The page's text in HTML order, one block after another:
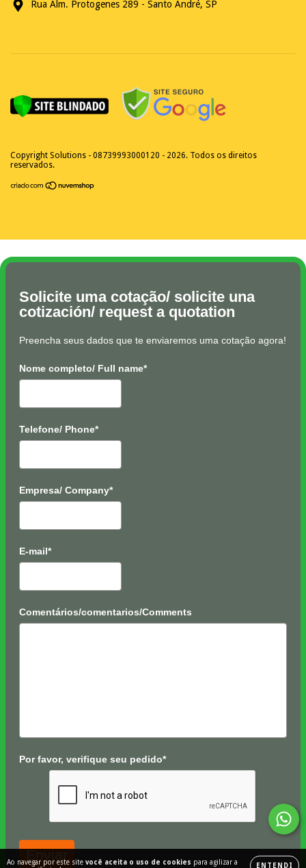
Ao navegar por este site você aceita o uso de cookies para agilizar a
ENTENDI
Rua Alm. Protogenes 289 - Santo André, SP
Copyright Solutions - 08739993000120 - 2026. Todos os direitos
reservados.
Solicite uma cotação/ solicite una
cotización/ request a quotation
Preencha seus dados que te enviaremos uma cotação agora!
Nome completo/ Full name*
Telefone/ Phone*
Empresa/ Company*
E-mail*
Comentários/comentarios/Comments
Por favor, verifique seu pedido*
Enviar